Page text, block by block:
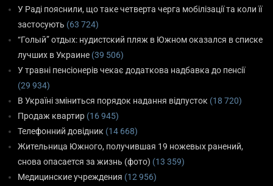
У Раді пояснили, що таке четверта черга мобілізації та коли її
застосують (63 724)
“Голый” отдых: нудистский пляж в Южном оказался в списке
лучших в Украине (39 506)
У травні пенсіонерів чекає додаткова надбавка до пенсії
(29 934)
В Україні зміниться порядок надання відпусток (18 720)
Продаж квартир (16 945)
Телефонний довідник (14 668)
Жительница Южного, получившая 19 ножевых ранений,
снова опасается за жизнь (фото) (13 359)
Медицинские учреждения (12 956)